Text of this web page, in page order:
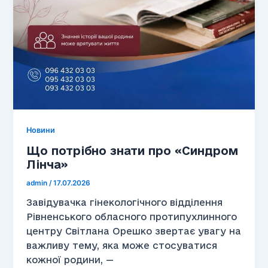
Новини
Що потрібно знати про «Синдром
Лінча»
admin /17.07.2026
Завідувачка гінекологічного відділення
Рівненського обласного протипухлинного
центру Світлана Орешко звертає увагу на
важливу тему, яка може стосуватися
кожної родини, —